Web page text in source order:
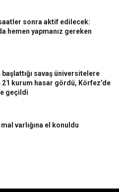
sonra aktif edilecek:
hemen yapmanız gereken
başlattığı savaş üniversitelere
21 kurum hasar gördü, Körfez’de
geçildi
mal varlığına el konuldu